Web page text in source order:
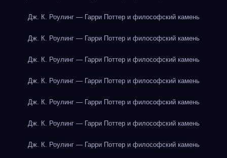
Дж. К. Роулинг — Гарри Поттер и философский камень
Дж. К. Роулинг — Гарри Поттер и философский камень
Дж. К. Роулинг — Гарри Поттер и философский камень
Дж. К. Роулинг — Гарри Поттер и философский камень
Дж. К. Роулинг — Гарри Поттер и философский камень
Дж. К. Роулинг — Гарри Поттер и философский камень
Дж. К. Роулинг — Гарри Поттер и философский камень